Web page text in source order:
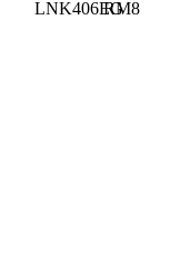
LNK406EGRM8